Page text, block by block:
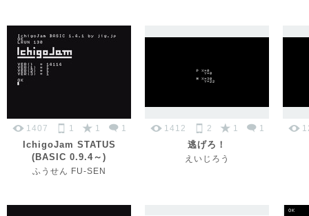
1407 1 1 1
IchigoJam STATUS
(BASIC 0.9.4～)
ふうせん FU-SEN
1412 2 1 1
逃げろ！
えいじろう